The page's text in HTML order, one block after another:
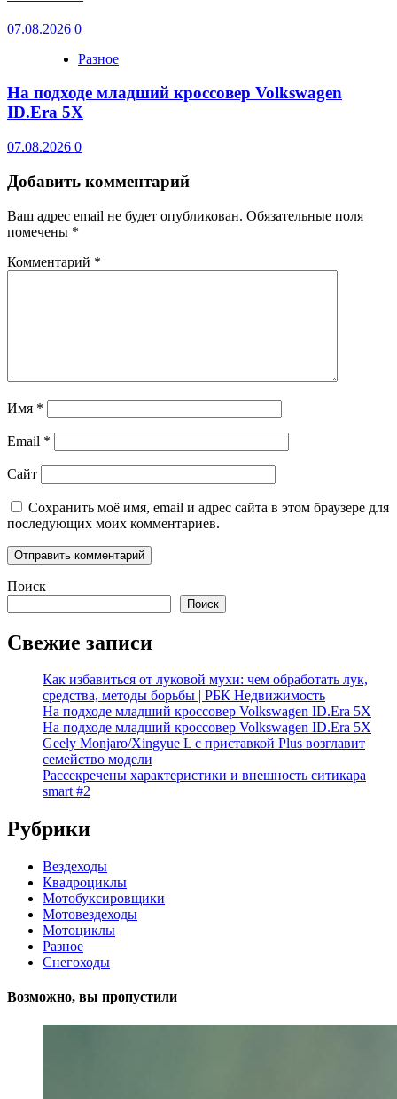
07.08.2026 0
Разное
На подходе младший кроссовер Volkswagen
ID.Era 5X
07.08.2026 0
Добавить комментарий
Ваш адрес email не будет опубликован. Обязательные поля
помечены *
Комментарий *
Имя *
Email *
Сайт
Сохранить моё имя, email и адрес сайта в этом браузере для
последующих моих комментариев.
Поиск
Поиск
Свежие записи
Как избавиться от луковой мухи: чем обработать лук,
средства, методы борьбы | РБК Недвижимость
На подходе младший кроссовер Volkswagen ID.Era 5X
На подходе младший кроссовер Volkswagen ID.Era 5X
Geely Monjaro/Xingyue L с приставкой Plus возглавит
семейство модели
Рассекречены характеристики и внешность ситикара
smart #2
Рубрики
Вездеходы
Квадроциклы
Мотобуксировщики
Мотовездеходы
Мотоциклы
Разное
Снегоходы
Возможно, вы пропустили